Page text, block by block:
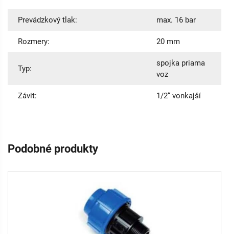
Prevádzkový tlak: max. 16 bar
Rozmery: 20 mm
Typ:
spojka priama
voz
Závit: 1/2“ vonkajší
Podobné produkty